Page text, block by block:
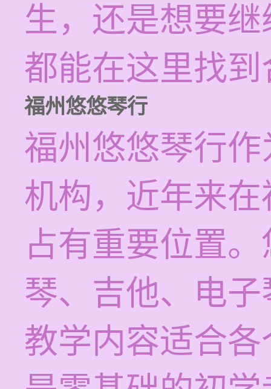
生，还是想要
都能在这里找
福州悠悠琴行
福州悠悠琴行
机构，近年来
占有重要位置
琴、吉他、电
教学内容适合